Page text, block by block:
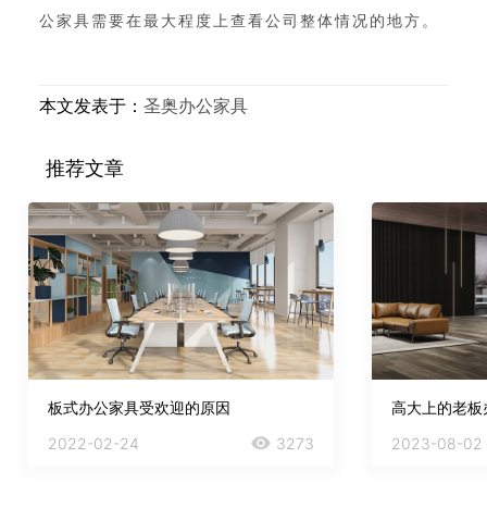
公家具需要在最大程度上查看公司整体情况的地方。
本文发表于： 圣奥办公家具
推荐文章
板式办公家具受欢迎的原因
2022-02-24
3273 2023-08-02